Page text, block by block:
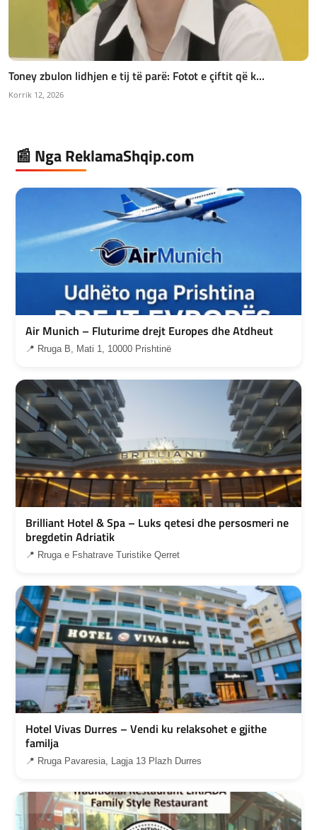
Toney zbulon lidhjen e tij të parë: Fotot e çiftit që k...
Korrik 12, 2026
📰 Nga ReklamaShqip.com
Air Munich – Fluturime drejt Europes dhe Atdheut
📍 Rruga B, Mati 1, 10000 Prishtinë
Brilliant Hotel & Spa – Luks qetesi dhe persosmeri ne
bregdetin Adriatik
📍 Rruga e Fshatrave Turistike Qerret
Hotel Vivas Durres – Vendi ku relaksohet e gjithe
familja
📍 Rruga Pavaresia, Lagja 13 Plazh Durres